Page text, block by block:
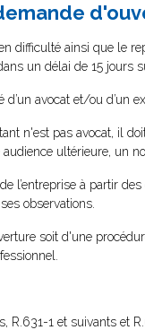
difficulté ainsi que le
un délai de 15 jours
avocat et/ou d’un
n'est pas avocat, il
ultérieure, un
l’entreprise à partir
observations.
soit d'une
R.631-1 et suivants et